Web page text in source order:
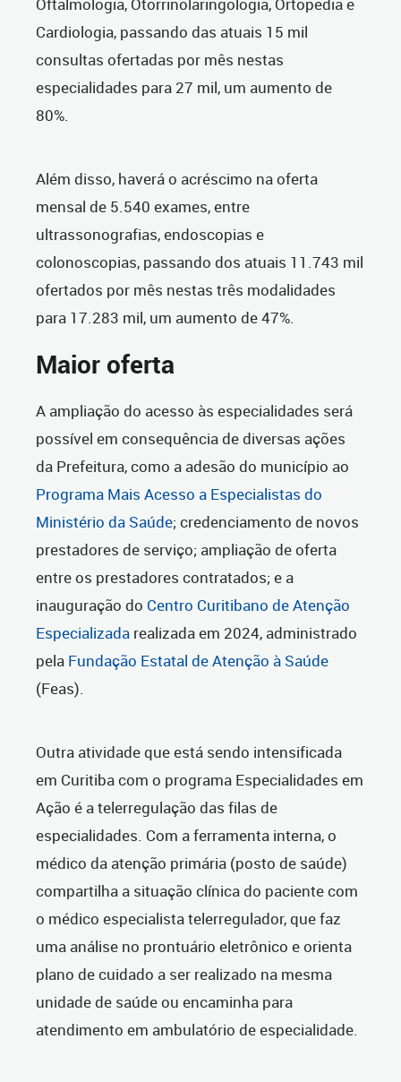
Oftalmologia, Otorrinolaringologia, Ortopedia e
Cardiologia, passando das atuais 15 mil
consultas ofertadas por mês nestas
especialidades para 27 mil, um aumento de
80%.
Além disso, haverá o acréscimo na oferta
mensal de 5.540 exames, entre
ultrassonografias, endoscopias e
colonoscopias, passando dos atuais 11.743 mil
ofertados por mês nestas três modalidades
para 17.283 mil, um aumento de 47%.
Maior oferta
A ampliação do acesso às especialidades será
possível em consequência de diversas ações
da Prefeitura, como a adesão do município ao
Programa Mais Acesso a Especialistas do
Ministério da Saúde; credenciamento de novos
prestadores de serviço; ampliação de oferta
entre os prestadores contratados; e a
inauguração do Centro Curitibano de Atenção
Especializada realizada em 2024, administrado
pela Fundação Estatal de Atenção à Saúde
(Feas).
Outra atividade que está sendo intensificada
em Curitiba com o programa Especialidades em
Ação é a telerregulação das filas de
especialidades. Com a ferramenta interna, o
médico da atenção primária (posto de saúde)
compartilha a situação clínica do paciente com
o médico especialista telerregulador, que faz
uma análise no prontuário eletrônico e orienta
plano de cuidado a ser realizado na mesma
unidade de saúde ou encaminha para
atendimento em ambulatório de especialidade.